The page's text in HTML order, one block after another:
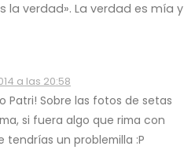
la verdad». La verdad es mía y
a las 20:58
Patri! Sobre las fotos de setas
si fuera algo que rima con
tendrías un problemilla :P